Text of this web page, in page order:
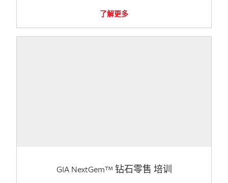
了解更多
GIA NextGem™ 钻石零售 培训